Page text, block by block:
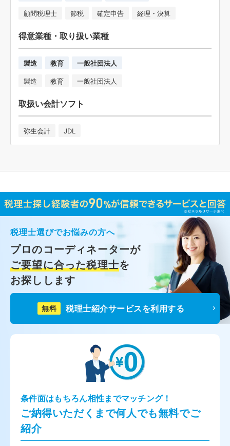
顧問税理士 節税 確定申告 経理・決算
得意業種・取り扱い業種
製造 教育 一般社団法人
製造 教育 一般社団法人
取扱い会計ソフト
弥生会計 JDL
税理士選びでお悩みの方へ
プロのコーディネーターが
ご要望に合った税理士を
お探しします
無料 税理士紹介サービスを利用する
条件面はもちろん相性までマッチング！
ご納得いただくまで何人でも無料でご
紹介